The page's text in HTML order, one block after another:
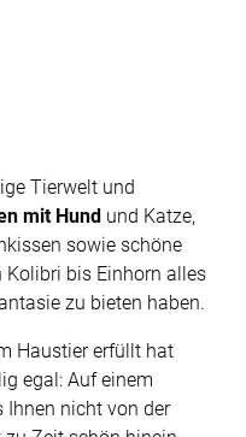
Tierwelt und
mit Hund und Katze,
sowie schöne
Kolibri bis Einhorn alles
zu bieten haben.
Haustier erfüllt hat
egal: Auf einem
Ihnen nicht von der